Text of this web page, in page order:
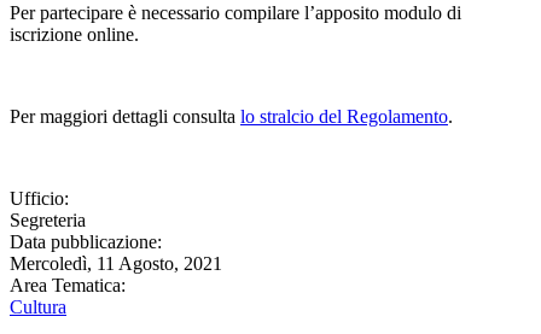
Per partecipare è necessario compilare l’apposito modulo di
iscrizione online.
Per maggiori dettagli consulta lo stralcio del Regolamento.
Ufficio:
Segreteria
Data pubblicazione:
Mercoledì, 11 Agosto, 2021
Area Tematica:
Cultura